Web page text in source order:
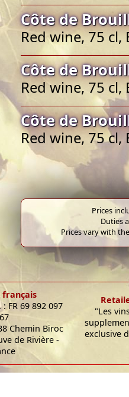
Côte de
Red wine, 75
Côte de
Red wine, 75
Côte de
Red wine, 75
Prices
Duties
Prices vary with
français
FR 69 892 097
Chemin Biroc
de Rivière -
"Les
exclusive